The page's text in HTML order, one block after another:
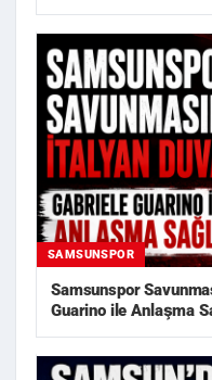
SAMSUNSPOR
Samsunspor
Guarino ile Anlaşma